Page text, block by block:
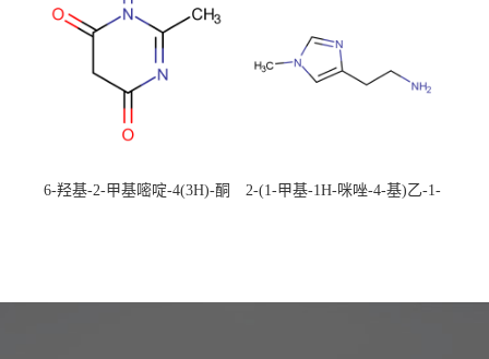
6-羟基-2-甲基嘧啶-4(3H)-酮
2-(1-甲基-1H-咪唑-4-基)乙-1-